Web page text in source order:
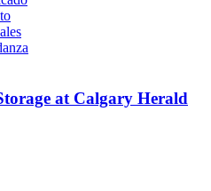
at Calgary Herald